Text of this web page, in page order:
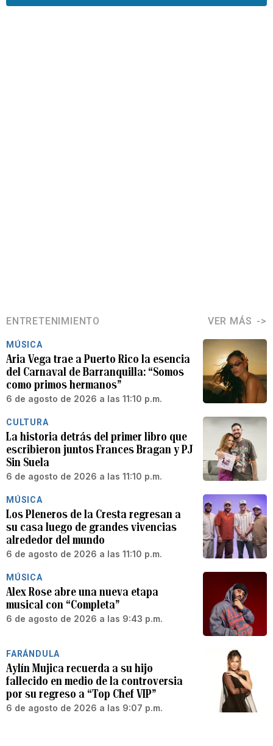
ENTRETENIMIENTO VER MÁS
MÚSICA
Aria Vega trae a Puerto Rico la esencia
del Carnaval de Barranquilla: “Somos
como primos hermanos”
6 de agosto de 2026 a las 11:10 p.m.
CULTURA
La historia detrás del primer libro que
escribieron juntos Frances Bragan y PJ
Sin Suela
6 de agosto de 2026 a las 11:10 p.m.
MÚSICA
Los Pleneros de la Cresta regresan a
su casa luego de grandes vivencias
alrededor del mundo
6 de agosto de 2026 a las 11:10 p.m.
MÚSICA
Alex Rose abre una nueva etapa
musical con “Completa”
6 de agosto de 2026 a las 9:43 p.m.
FARÁNDULA
Aylín Mujica recuerda a su hijo
fallecido en medio de la controversia
por su regreso a “Top Chef VIP”
6 de agosto de 2026 a las 9:07 p.m.